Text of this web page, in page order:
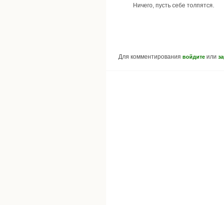
Ничего, пусть себе толпятся.
Для комментирования войдите или